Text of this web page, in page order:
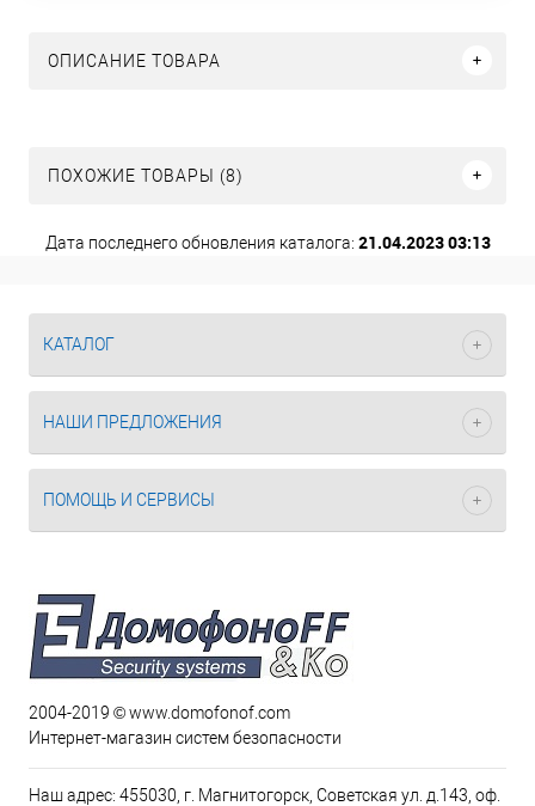
ОПИСАНИЕ ТОВАРА
ПОХОЖИЕ ТОВАРЫ (8)
Дата последнего обновления каталога: 21.04.2023 03:13
КАТАЛОГ
НАШИ ПРЕДЛОЖЕНИЯ
ПОМОЩЬ И СЕРВИСЫ
2004-2019 © www.domofonof.com
Интернет-магазин систем безопасности
Наш адрес: 455030, г. Магнитогорск, Советская ул. д.143, оф.